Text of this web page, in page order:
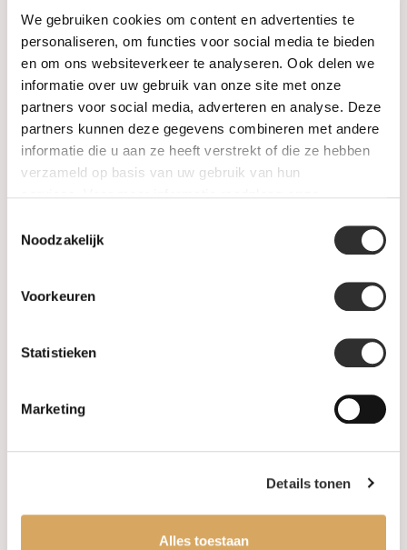
We gebruiken cookies om content en advertenties te
personaliseren, om functies voor social media te bieden
en om ons websiteverkeer te analyseren. Ook delen we
informatie over uw gebruik van onze site met onze
partners voor social media, adverteren en analyse. Deze
partners kunnen deze gegevens combineren met andere
informatie die u aan ze heeft verstrekt of die ze hebben
verzameld op basis van uw gebruik van hun
Noodzakelijk
Voorkeuren
Statistieken
Marketing
Details tonen
Alles toestaan
Watches
Jewellery
Wedding rings
PRE-OWNED
Maatwerk